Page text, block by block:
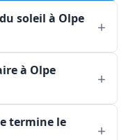
soleil à Olpe
à Olpe
termine le